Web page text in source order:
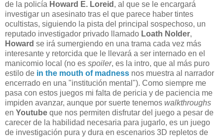
de la policía Howard E. Loreid , al que se le encargará
investigar un asesinato tras el que parece haber tintes
ocultistas, siguiendo la pista del principal sospechoso, un
reputado investigador privado llamado Loath Nolder,
Howard se irá sumergiendo en una trama cada vez más
interesante y retorcida que le llevará a ser internado en el
manicomio local (no es spoiler, es la intro, que al más puro
estilo de in the mouth of madness nos muestra al narrador
encerrado en una "institución mental"). Como siempre me
pasa con estos juegos mi falta de pericia y de paciencia me
impiden avanzar, aunque por suerte tenemos walkthroughs
en Youtube que nos permiten disfrutar del juego a pesar de
carecer de la habilidad necesaria para jugarlo, es un juego
de investigación pura y dura en escenarios 3D repletos de